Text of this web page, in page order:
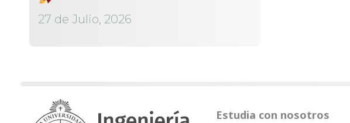
27 de Julio, 2026
Estudia con nosotros